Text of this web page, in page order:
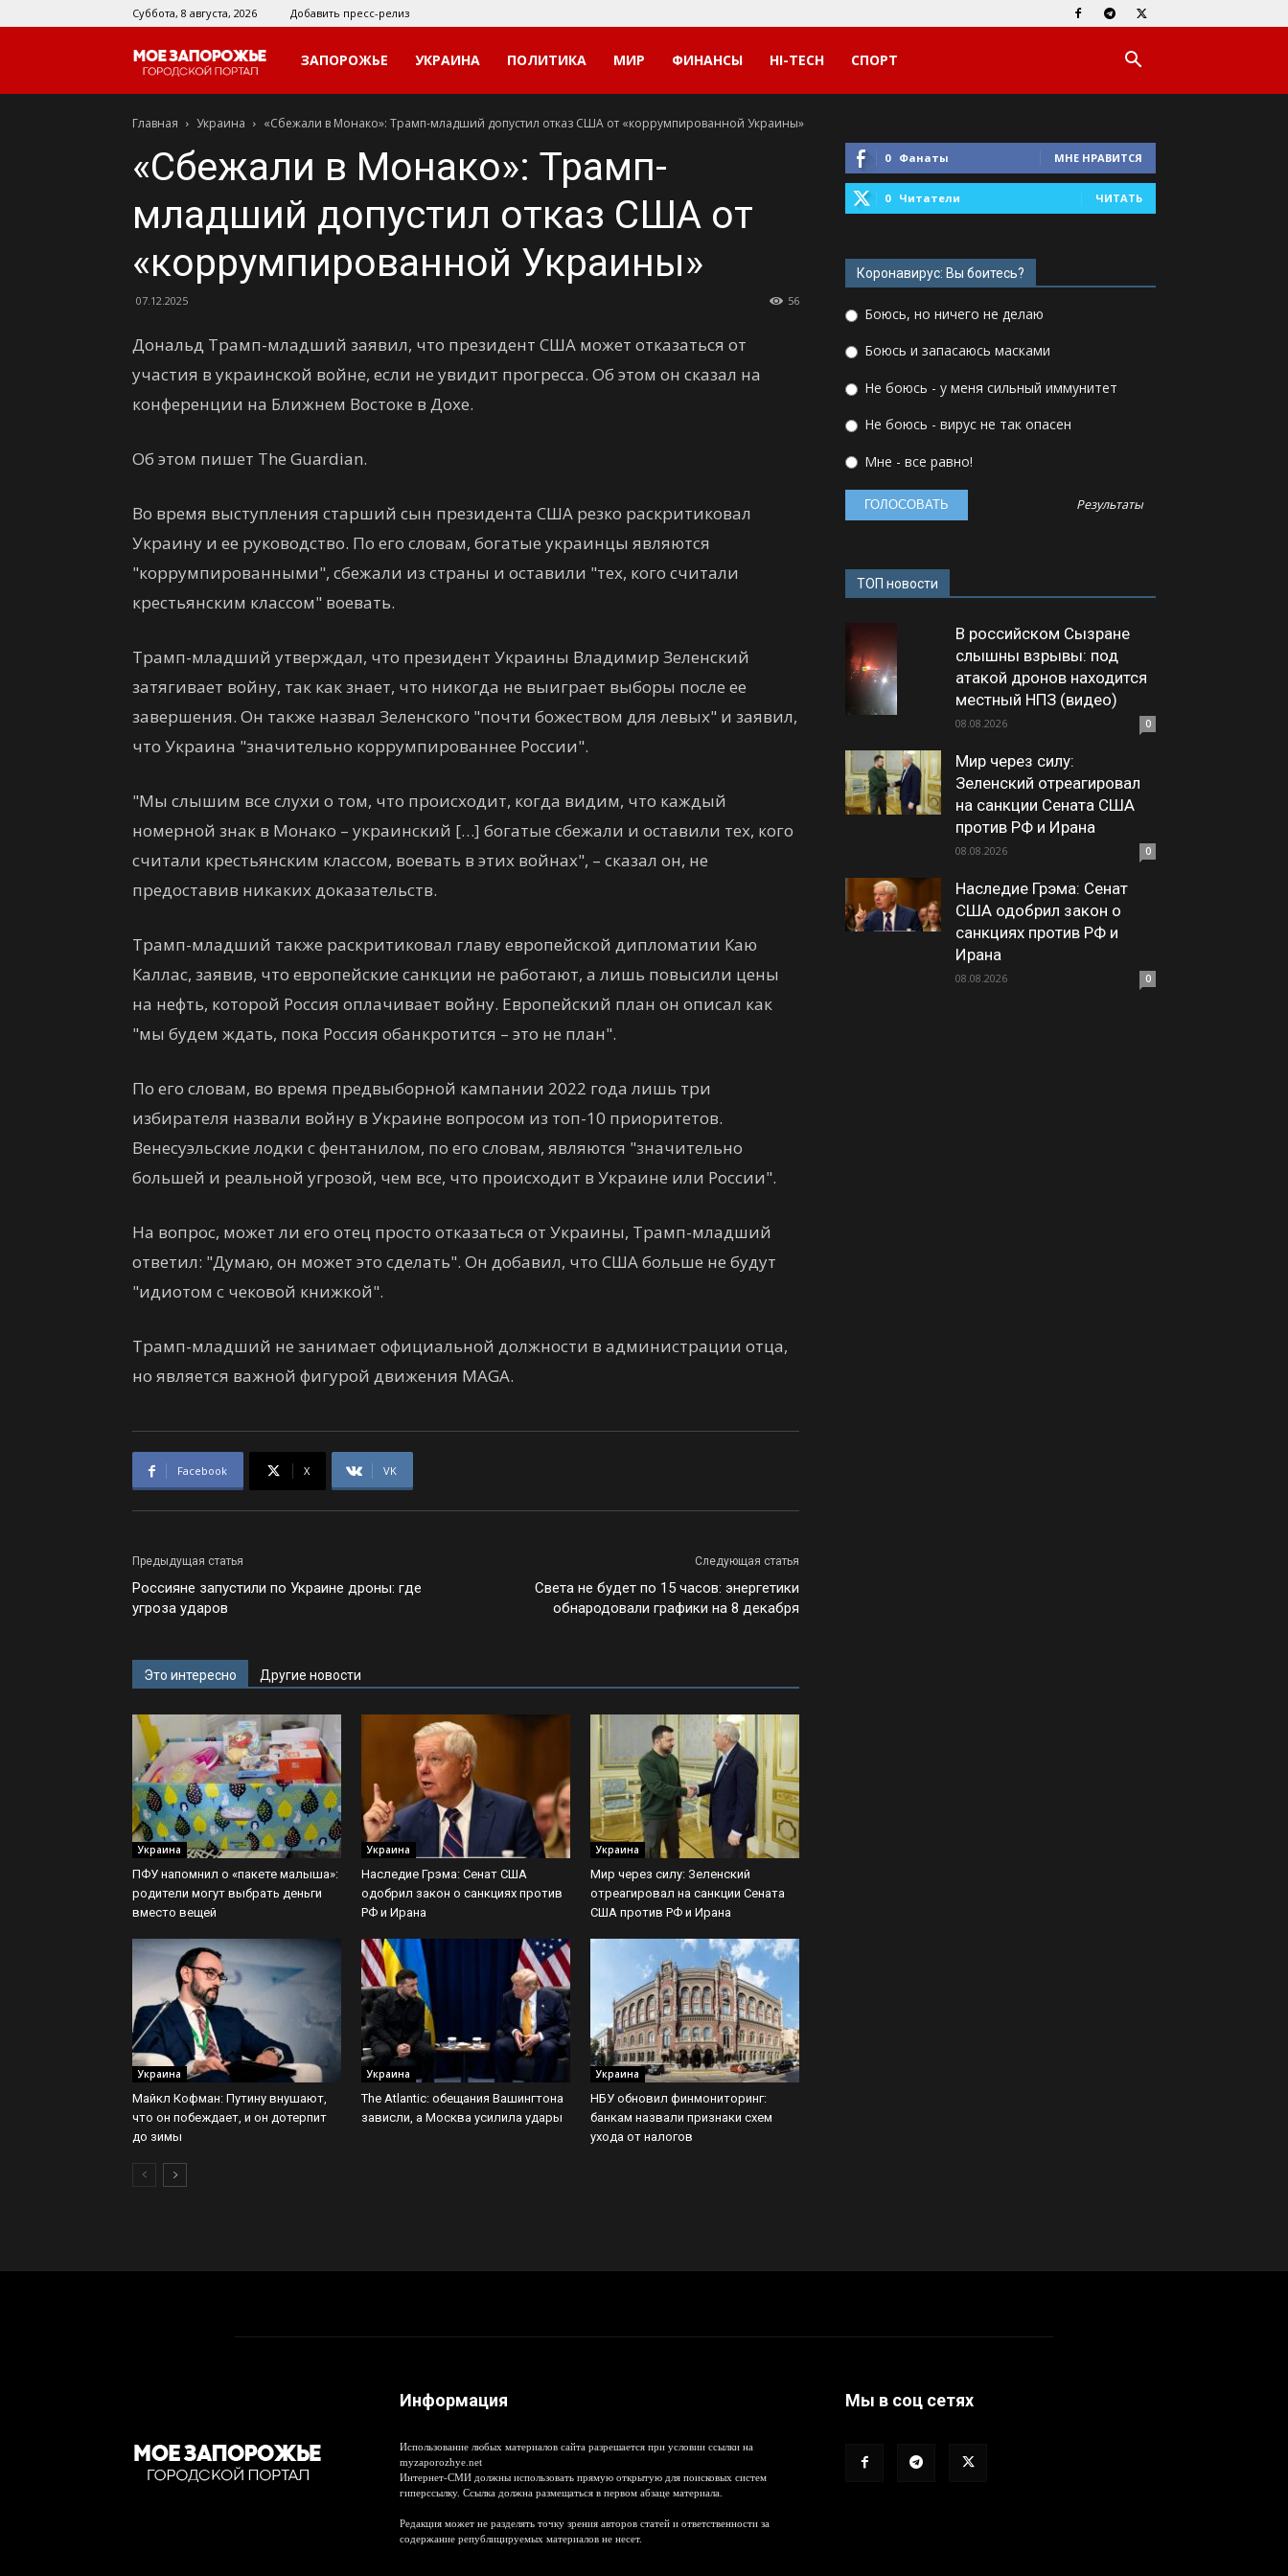
Суббота, 8 августа, 2026 Добавить пресс-релиз
Мое
Запорожье
ЗАПОРОЖЬЕ УКРАИНА ПОЛИТИКА МИР ФИНАНСЫ HI-TECH СПОРТ
Главная Украина «Сбежали в Монако»: Трамп-младший допустил отказ США от «коррумпированной Украины»
«Сбежали в Монако»: Трамп-
младший допустил отказ США от
«коррумпированной Украины»
07.12.2025 56
Дональд Трамп-младший заявил, что президент США может отказаться от
участия в украинской войне, если не увидит прогресса. Об этом он сказал на
конференции на Ближнем Востоке в Дохе.
Об этом пишет The Guardian.
Во время выступления старший сын президента США резко раскритиковал
Украину и ее руководство. По его словам, богатые украинцы являются
"коррумпированными", сбежали из страны и оставили "тех, кого считали
крестьянским классом" воевать.
Трамп-младший утверждал, что президент Украины Владимир Зеленский
затягивает войну, так как знает, что никогда не выиграет выборы после ее
завершения. Он также назвал Зеленского "почти божеством для левых" и заявил,
что Украина "значительно коррумпированнее России".
"Мы слышим все слухи о том, что происходит, когда видим, что каждый
номерной знак в Монако – украинский […] богатые сбежали и оставили тех, кого
считали крестьянским классом, воевать в этих войнах", – сказал он, не
предоставив никаких доказательств.
Трамп-младший также раскритиковал главу европейской дипломатии Каю
Каллас, заявив, что европейские санкции не работают, а лишь повысили цены
на нефть, которой Россия оплачивает войну. Европейский план он описал как
"мы будем ждать, пока Россия обанкротится – это не план".
По его словам, во время предвыборной кампании 2022 года лишь три
избирателя назвали войну в Украине вопросом из топ-10 приоритетов.
Венесуэльские лодки с фентанилом, по его словам, являются "значительно
большей и реальной угрозой, чем все, что происходит в Украине или России".
На вопрос, может ли его отец просто отказаться от Украины, Трамп-младший
ответил: "Думаю, он может это сделать". Он добавил, что США больше не будут
"идиотом с чековой книжкой".
Трамп-младший не занимает официальной должности в администрации отца,
но является важной фигурой движения MAGA.
Facebook X VK
Предыдущая статья
Россияне запустили по Украине дроны: где
угроза ударов
Следующая статья
Света не будет по 15 часов: энергетики
обнародовали графики на 8 декабря
Это интересно Другие новости
Украина
ПФУ напомнил о «пакете малыша»:
родители могут выбрать деньги
вместо вещей
Украина
Наследие Грэма: Сенат США
одобрил закон о санкциях против
РФ и Ирана
Украина
Мир через силу: Зеленский
отреагировал на санкции Сената
США против РФ и Ирана
Украина
Майкл Кофман: Путину внушают,
что он побеждает, и он дотерпит
до зимы
Украина
The Atlantic: обещания Вашингтона
зависли, а Москва усилила удары
Украина
НБУ обновил финмониторинг:
банкам назвали признаки схем
ухода от налогов
0 Фанаты МНЕ НРАВИТСЯ
0 Читатели ЧИТАТЬ
Коронавирус: Вы боитесь?
Боюсь, но ничего не делаю
Боюсь и запасаюсь масками
Не боюсь - у меня сильный иммунитет
Не боюсь - вирус не так опасен
Мне - все равно!
Результаты
ТОП новости
В российском Сызране
слышны взрывы: под
атакой дронов находится
местный НПЗ (видео)
08.08.2026 0
Мир через силу:
Зеленский отреагировал
на санкции Сената США
против РФ и Ирана
08.08.2026 0
Наследие Грэма: Сенат
США одобрил закон о
санкциях против РФ и
Ирана
08.08.2026 0
Информация
Использование любых материалов сайта разрешается при условии ссылки на
myzaporozhye.net
Интернет-СМИ должны использовать прямую открытую для поисковых систем
гиперссылку. Ссылка должна размещаться в первом абзаце материала.
Редакция может не разделять точку зрения авторов статей и ответственности за
содержание републицируемых материалов не несет.
Мы в соц сетях